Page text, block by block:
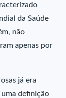
da Saúde
não
apenas por
já era
uma definição